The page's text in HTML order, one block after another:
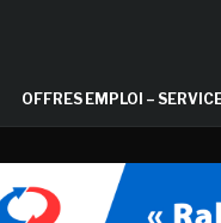
OFFRES EMPLOI –